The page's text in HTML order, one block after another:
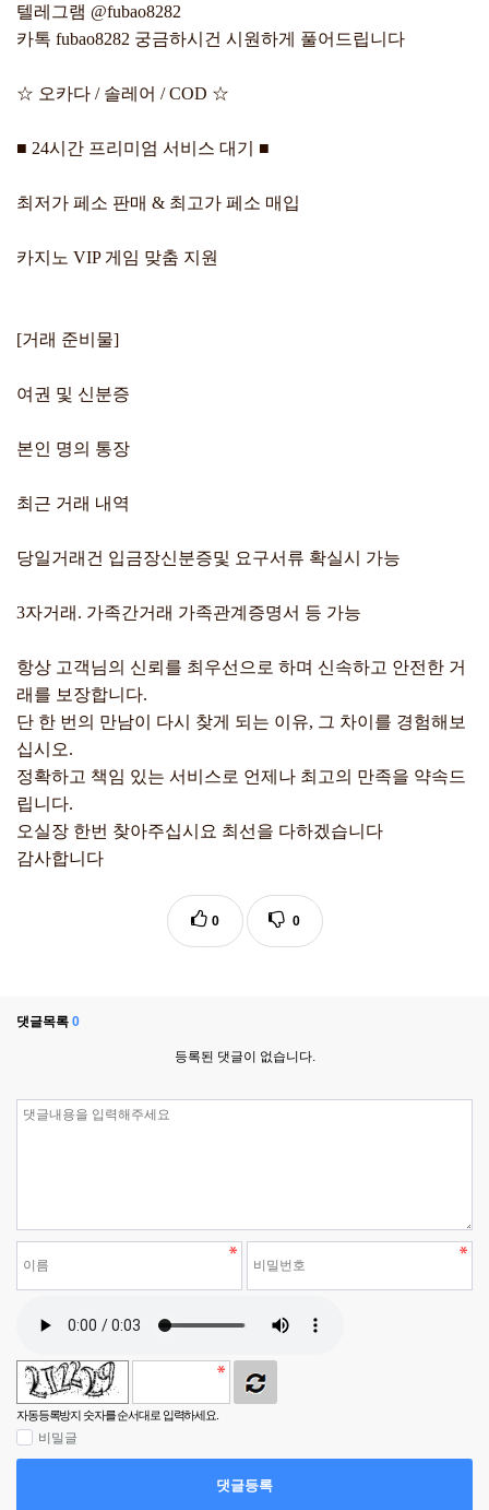
텔레그램 @fubao8282
카톡 fubao8282 궁금하시건 시원하게 풀어드립니다
☆ 오카다 / 솔레어 / COD ☆
■ 24시간 프리미엄 서비스 대기 ■
최저가 페소 판매 & 최고가 페소 매입
카지노 VIP 게임 맞춤 지원
[거래 준비물]
여권 및 신분증
본인 명의 통장
최근 거래 내역
당일거래건 입금장신분증및 요구서류 확실시 가능
3자거래. 가족간거래 가족관계증명서 등 가능
항상 고객님의 신뢰를 최우선으로 하며 신속하고 안전한 거
래를 보장합니다.
단 한 번의 만남이 다시 찾게 되는 이유, 그 차이를 경험해보
십시오.
정확하고 책임 있는 서비스로 언제나 최고의 만족을 약속드
립니다.
오실장 한번 찾아주십시요 최선을 다하겠습니다
감사합니다
0 0
댓글목록 0
등록된 댓글이 없습니다.
자동등록방지 숫자를 순서대로 입력하세요.
비밀글
댓글등록